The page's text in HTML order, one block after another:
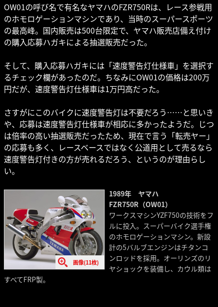
OW01の呼び名で有名なヤマハのFZR750Rは、レース参戦用
のホモロゲーションマシンであり、当時のスーパースポーツ
の最高峰。国内販売は500台限定で、ヤマハ販売店備え付け
の購入応募ハガキによる抽選販売だった。
そして、購入応募ハガキには「速度警告灯仕様車」を選択す
るチェック欄があったのだ。ちなみにOW01の価格は200万
円だが、速度警告灯仕様車は1万円高だった。
さすがにこのバイクに速度警告灯は不要だろう……と思いき
や、応募は速度警告灯仕様車が相応に多かったようだ。じつ
は倍率の高い抽選販売だったため、現在で言う「転売ヤー」
の応募も多く、レースベースではなく公道用として売るなら
速度警告灯付きの方が売れるだろう、というのが理由らし
い。
画像(11枚)
1989年 ヤマハ
FZR750R（OW01）
ワークスマシンYZF750の技術をフ
ルに投入。スーパーバイク選手権
のホモロゲーションマシン。新設
計の5バルブエンジンはチタンコ
ンロッドを採用。オーリンズのリ
ヤショックを装備し、カウル類は
すべてFRP製。